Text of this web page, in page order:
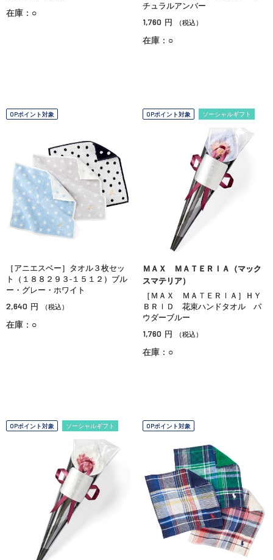
在庫：○
チュラルアンバー
1,760 円 （税込）
在庫：○
OPポイント対象
［アニエスベー］タオル３枚セッ
ト（１８８２９３‐１５１２）ブル
ー・グレー・ホワイト
2,640 円 （税込）
在庫：○
OPポイント対象 ソーシャルギフト
ＭＡＸ ＭＡＴＥＲＩＡ（マック
スマテリア）
［ＭＡＸ ＭＡＴＥＲＩＡ］ＨＹ
ＢＲＩＤ 花束ハンドタオル パ
ウダーブルー
1,760 円 （税込）
在庫：○
OPポイント対象 ソーシャルギフト OPポイント対象